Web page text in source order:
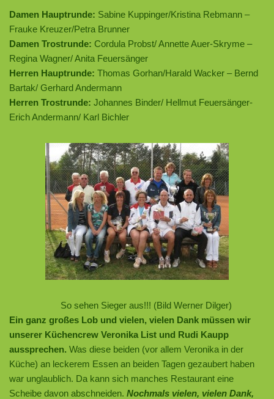
Damen Hauptrunde: Sabine Kuppinger/Kristina Rebmann –
Frauke Kreuzer/Petra Brunner
Damen Trostrunde: Cordula Probst/ Annette Auer-Skryme –
Regina Wagner/ Anita Feuersänger
Herren Hauptrunde: Thomas Gorhan/Harald Wacker – Bernd
Bartak/ Gerhard Andermann
Herren Trostrunde: Johannes Binder/ Hellmut Feuersänger-
Erich Andermann/ Karl Bichler
So sehen Sieger aus!!! (Bild Werner Dilger)
Ein ganz großes Lob und vielen, vielen Dank müssen wir
unserer Küchencrew Veronika List und Rudi Kaupp
aussprechen. Was diese beiden (vor allem Veronika in der
Küche) an leckerem Essen an beiden Tagen gezaubert haben
war unglaublich. Da kann sich manches Restaurant eine
Scheibe davon abschneiden. Nochmals vielen, vielen Dank,